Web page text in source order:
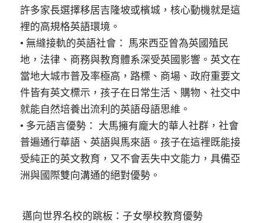
許多家長選擇移居吉隆坡或檳城，核心動機就是這
裡的高規格英語環境。
• 無縫接軌的英語社會： 馬來西亞曾為英國殖民
地，法律、商務與教育體系深受英國影響。英文在
當地大城市普及率極高，路標、商場、政府重要文
件皆有英文標示，孩子在日常生活、購物、社交中
就能自然培養出流利的英語母語思維。
• 多元語言優勢： 大馬擁有龐大的華人社群，社會
普遍通行華語、英語與馬來語。孩子在這裡既能接
受純正的英文教育，又不會丟失中文能力，具備亞
洲與國際雙向溝通的絕對優勢。
邁向世界名校的跳板：子女學校教育優勢